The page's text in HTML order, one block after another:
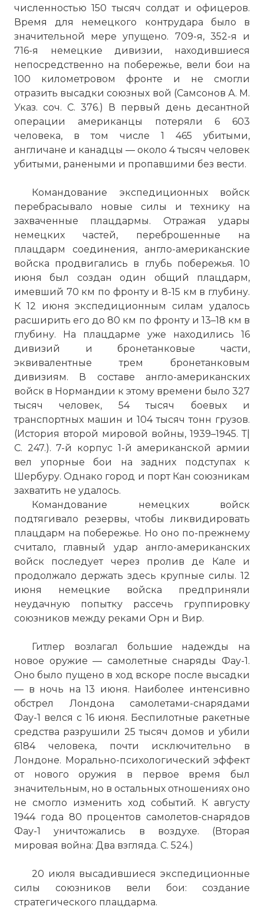
численностью 150 тысяч солдат и офицеров.
Время для немецкого контрудара было в
значительной мере упущено. 709-я, 352-я и
716-я немецкие дивизии, находившиеся
непосредственно на побережье, вели бои на
100 километровом фронте и не смогли
отразить высадки союзных вой (Самсонов А. М.
Указ. соч. С. 376.) В первый день десантной
операции американцы потеряли 6 603
человека, в том числе 1 465 убитыми,
англичане и канадцы — около 4 тысяч человек
убитыми, ранеными и пропавшими без вести.
Командование экспедиционных войск
перебрасывало новые силы и технику на
захваченные плацдармы. Отражая удары
немецких частей, переброшенные на
плацдарм соединения, англо-американские
войска продвигались в глубь побережья. 10
июня был создан один общий плацдарм,
имевший 70 км по фронту и 8-15 км в глубину.
К 12 июня экспедиционным силам удалось
расширить его до 80 км по фронту и 13–18 км в
глубину. На плацдарме уже находились 16
дивизий и бронетанковые части,
эквивалентные трем бронетанковым
дивизиям. В составе англо-американских
войск в Нормандии к этому времени было 327
тысяч человек, 54 тысяч боевых и
транспортных машин и 104 тысяч тонн грузов.
(История второй мировой войны, 1939–1945. Т|
С. 247.). 7-й корпус 1-й американской армии
вел упорные бои на задних подступах к
Шербуру. Однако город и порт Кан союзникам
захватить не удалось.
Командование немецких войск
подтягивало резервы, чтобы ликвидировать
плацдарм на побережье. Но оно по-прежнему
считало, главный удар англо-американских
войск последует через пролив де Кале и
продолжало держать здесь крупные силы. 12
июня немецкие войска предприняли
неудачную попытку рассечь группировку
союзников между реками Орн и Вир.
Гитлер возлагал большие надежды на
новое оружие — самолетные снаряды Фау-1.
Оно было пущено в ход вскоре после высадки
— в ночь на 13 июня. Наиболее интенсивно
обстрел Лондона самолетами-снарядами
Фау-1 велся с 16 июня. Беспилотные ракетные
средства разрушили 25 тысяч домов и убили
6184 человека, почти исключительно в
Лондоне. Морально-психологический эффект
от нового оружия в первое время был
значительным, но в остальных отношениях оно
не смогло изменить ход событий. К августу
1944 года 80 процентов самолетов-снарядов
Фау-1 уничтожались в воздухе. (Вторая
мировая война: Два взгляда. С. 524.)
20 июля высадившиеся экспедиционные
силы союзников вели бои: создание
стратегического плацдарма.